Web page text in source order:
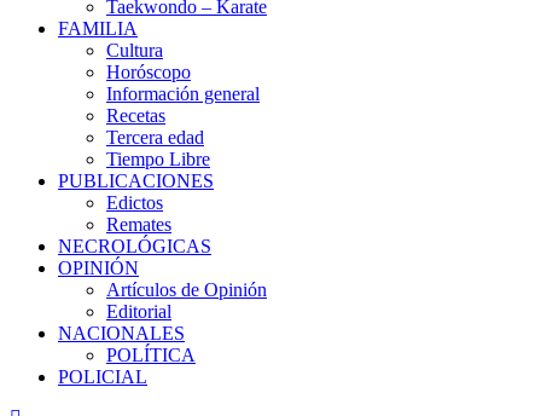
Taekwondo – Karate
FAMILIA
Cultura
Horóscopo
Información general
Recetas
Tercera edad
Tiempo Libre
PUBLICACIONES
Edictos
Remates
NECROLÓGICAS
OPINIÓN
Artículos de Opinión
Editorial
NACIONALES
POLÍTICA
POLICIAL